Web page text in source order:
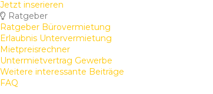
Jetzt inserieren
Ratgeber
Ratgeber Bürovermietung
Erlaubnis Untervermietung
Mietpreisrechner
Untermietvertrag Gewerbe
Weitere interessante Beiträge
FAQ